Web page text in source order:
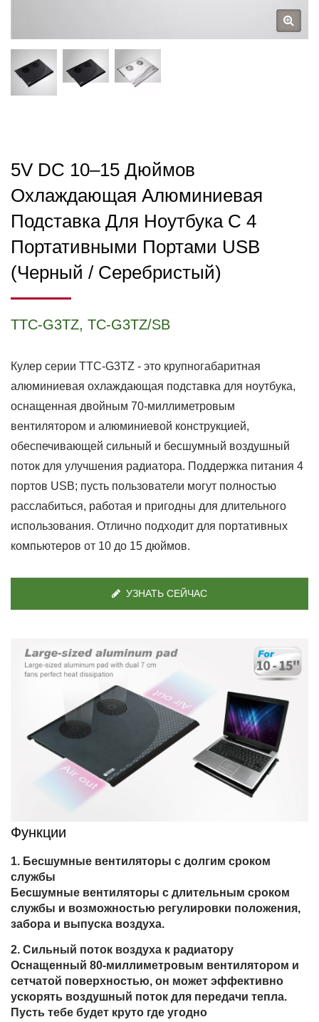
5V DC 10–15 Дюймов
Охлаждающая Алюминиевая
Подставка Для Ноутбука С 4
Портативными Портами USB
(черный / Серебристый)
TTC-G3TZ, TC-G3TZ/SB
Кулер серии TTC-G3TZ - это крупногабаритная
алюминиевая охлаждающая подставка для ноутбука,
оснащенная двойным 70-миллиметровым
вентилятором и алюминиевой конструкцией,
обеспечивающей сильный и бесшумный воздушный
поток для улучшения радиатора. Поддержка питания 4
портов USB; пусть пользователи могут полностью
расслабиться, работая и пригодны для длительного
использования. Отлично подходит для портативных
компьютеров от 10 до 15 дюймов.
УЗНАТЬ СЕЙЧАС
Функции
Бесшумные вентиляторы с долгим сроком
службы
Бесшумные вентиляторы с длительным сроком
службы и возможностью регулировки положения,
забора и выпуска воздуха.
Сильный поток воздуха к радиатору
Оснащенный 80-миллиметровым вентилятором и
сетчатой поверхностью, он может эффективно
ускорять воздушный поток для передачи тепла.
Пусть тебе будет круто где угодно